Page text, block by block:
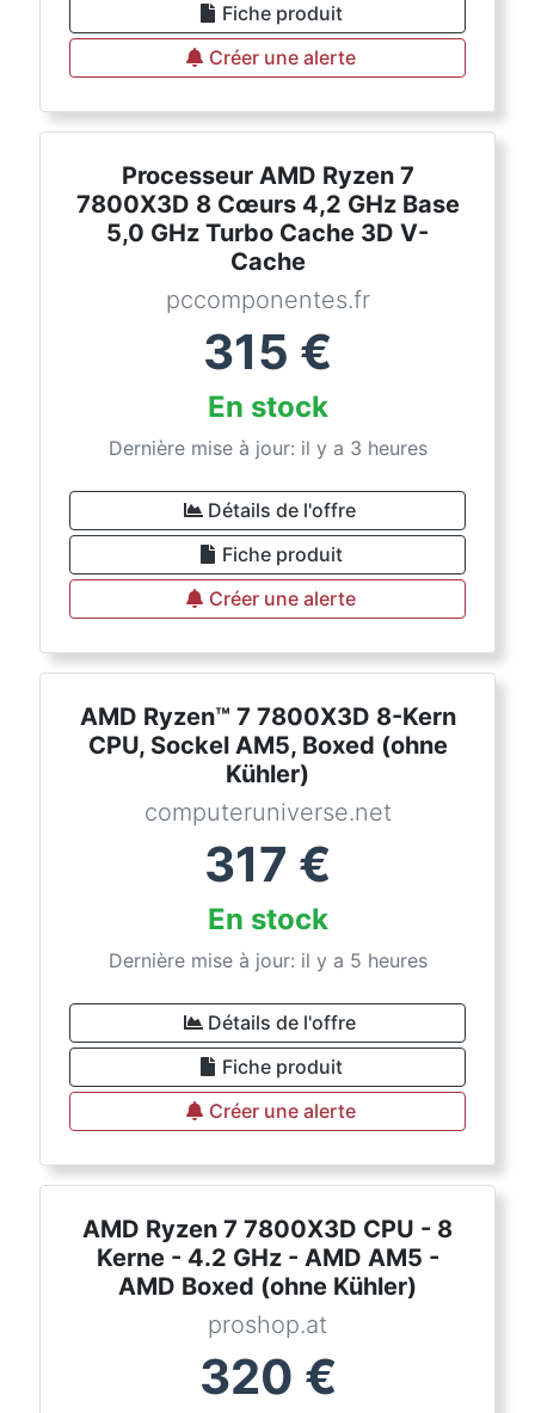
Fiche produit
Créer une alerte
Processeur AMD Ryzen 7
7800X3D 8 Cœurs 4,2 GHz Base
5,0 GHz Turbo Cache 3D V-
Cache
pccomponentes.fr
315 €
En stock
Dernière mise à jour: il y a 3 heures
Détails de l'offre
Fiche produit
Créer une alerte
AMD Ryzen™ 7 7800X3D 8-Kern
CPU, Sockel AM5, Boxed (ohne
Kühler)
computeruniverse.net
317 €
En stock
Dernière mise à jour: il y a 5 heures
Détails de l'offre
Fiche produit
Créer une alerte
AMD Ryzen 7 7800X3D CPU - 8
Kerne - 4.2 GHz - AMD AM5 -
AMD Boxed (ohne Kühler)
proshop.at
320 €